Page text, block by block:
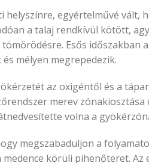
egyértelművé
a talaj rendkívül kötött,
Esős
mélyen megrepedezik.
az oxigéntől és a
merev
volna a
megszabaduljon a
körüli pihenőteret.